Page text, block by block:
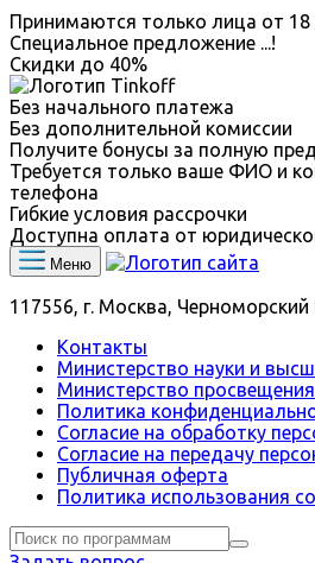
Принимаются только лица от 18
Специальное предложение
!
Скидки до 40%
Без начального платежа
Без дополнительной комиссии
Получите бонусы за полную
Требуется только ваше ФИО и
телефона
Гибкие условия рассрочки
Доступна оплата от
Меню
117556, г. Москва,
Контакты
Министерство науки и
Министерство
Политика
Согласие на обработку
Согласие на передачу
Публичная оферта
Политика использования